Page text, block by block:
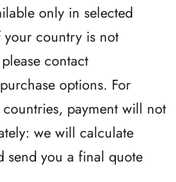
only in selected
your country is not
contact
options. For
payment will not
we will calculate
send you a final quote